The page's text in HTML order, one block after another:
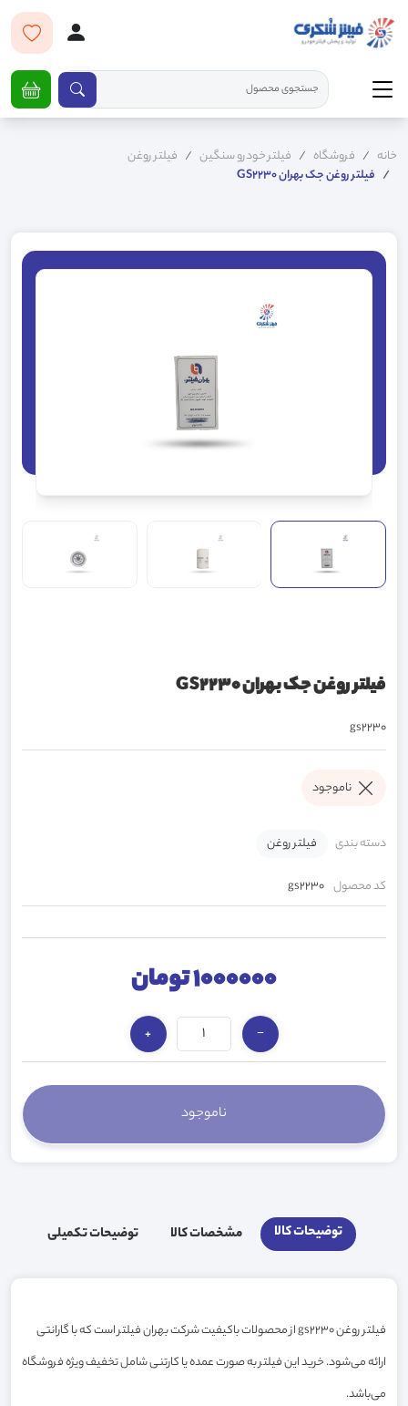
خانه فروشگاه فیلتر خودرو سنگین
فیلتر روغن
فیلتر روغن جک بهران GS2230
فیلتر روغن جک بهران GS2230
gs2230
ناموجود
دسته بندی فیلتر روغن
کد محصول gs2230
1000000 تومان
−
+
توضیحات کالا مشخصات کالا توضیحات تکمیلی
فیلتر روغن gs2230 از محصولات باکیفیت شرکت بهران فیلتر است که با گارانتی
ارائه می‌شود. خرید این فیلتر به صورت عمده یا کارتنی شامل تخفیف ویژه فروشگاه
می‌باشد.